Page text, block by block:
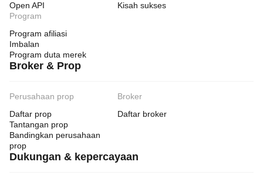
Open API
Kisah sukses
Program
Program afiliasi
Imbalan
Program duta merek
Broker & Prop
Perusahaan prop
Daftar prop
Tantangan prop
Bandingkan perusahaan
prop
Broker
Daftar broker
Dukungan & kepercayaan